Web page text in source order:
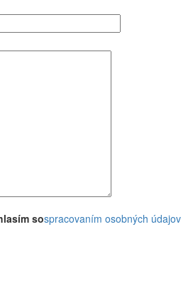
sospracovaním osobných údajov